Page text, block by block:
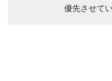
優先させて